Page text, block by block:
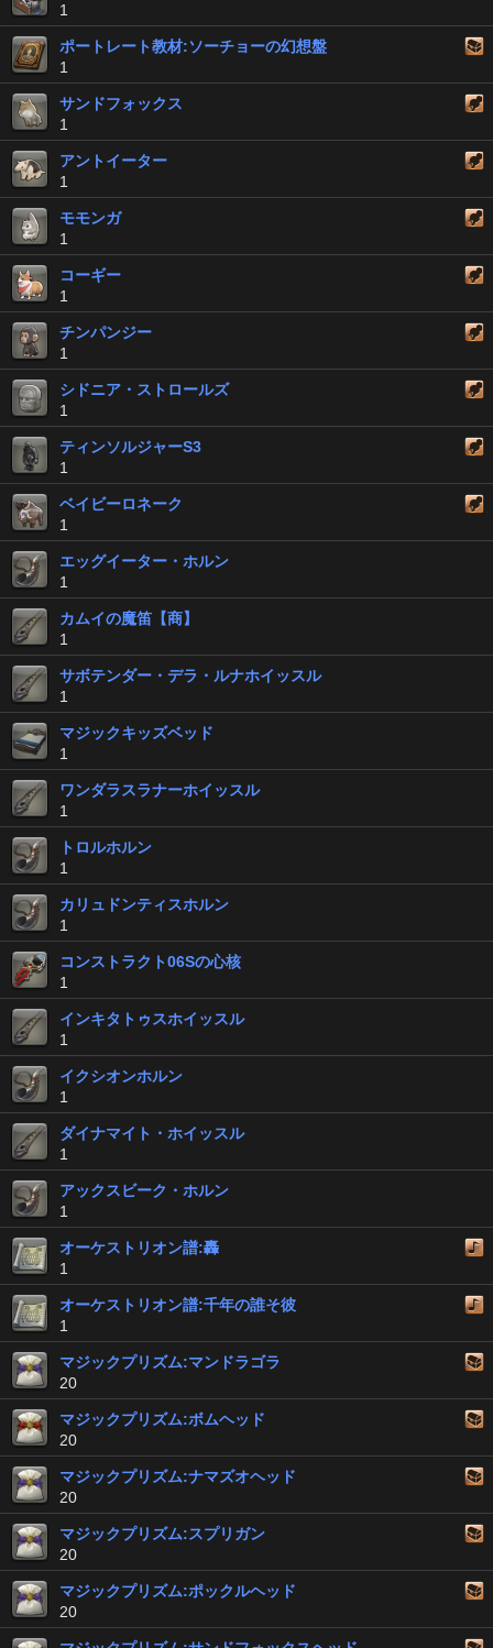
1
ポートレート教材:ソーチョーの幻想盤
1
サンドフォックス
1
アントイーター
1
モモンガ
1
コーギー
1
チンパンジー
1
シドニア・ストロールズ
1
ティンソルジャーS3
1
ベイビーロネーク
1
エッグイーター・ホルン
1
カムイの魔笛【商】
1
サボテンダー・デラ・ルナホイッスル
1
マジックキッズベッド
1
ワンダラスラナーホイッスル
1
トロルホルン
1
カリュドンティスホルン
1
コンストラクト06Sの心核
1
インキタトゥスホイッスル
1
イクシオンホルン
1
ダイナマイト・ホイッスル
1
アックスビーク・ホルン
1
オーケストリオン譜:轟
1
オーケストリオン譜:千年の誰そ彼
1
マジックプリズム:マンドラゴラ
20
マジックプリズム:ボムヘッド
20
マジックプリズム:ナマズオヘッド
20
マジックプリズム:スプリガン
20
マジックプリズム:ポックルヘッド
20